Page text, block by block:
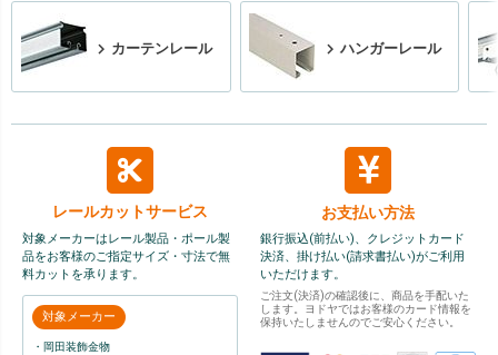
カーテンレール ハンガーレール
レールカットサービス
対象メーカーはレール製品・ポール製
品をお客様のご指定サイズ・寸法で無
料カットを承ります。
対象メーカー
・岡田装飾金物
お支払い方法
銀行振込(前払い)、クレジットカード
決済、掛け払い(請求書払い)がご利用
いただけます。
ご注文(決済)の確認後に、商品を手配いた
します。ヨドヤではお客様のカード情報を
保持いたしませんのでご安心ください。